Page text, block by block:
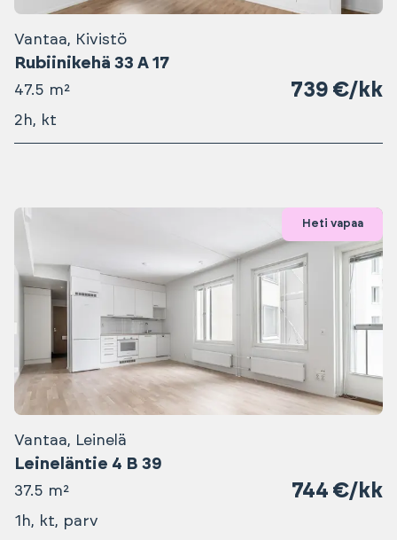
Vantaa, Kivistö
Rubiinikehä 33 A 17
47.5 m² 739 €/kk
2h, kt
Heti vapaa
Vantaa, Leinelä
Leineläntie 4 B 39
37.5 m² 744 €/kk
1h, kt, parv